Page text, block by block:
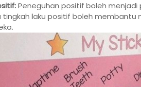
Peneguhan positif boleh
laku positif boleh membantu